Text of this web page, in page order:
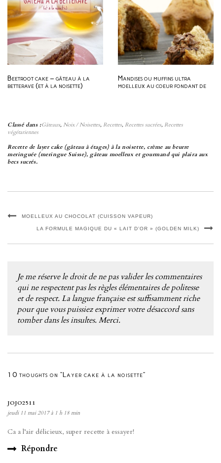
Beetroot cake – gâteau à la
betterave (et à la noisette)
Mandises ou muffins ultra
moelleux au coeur fondant de
Classé dans :Gâteaux, Noix / Noisettes, Recettes, Recettes sucrées, Recettes
végétariennes
Recette de layer cake (gâteau à étages) à la noisette, crème au beurre
meringuée (meringue Suisse), gâteau moelleux et gourmand qui plaira aux
becs sucrés.
MOELLEUX AU CHOCOLAT (CUISSON VAPEUR)
LA FORMULE MAGIQUE DU « LAIT D’OR » (GOLDEN MILK)
Je me réserve le droit de ne pas valider les commentaires
qui ne respectent pas les règles élémentaires de politesse
et de respect. La langue française est suffisamment riche
pour que vous puissiez exprimer votre désaccord sans
tomber dans les insultes. Merci.
10 thoughts on “Layer cake à la noisette”
JOJO2511
jeudi 11 mai 2017 à 1 h 18 min
Ca a l’air délicieux, super recette à essayer!
Répondre